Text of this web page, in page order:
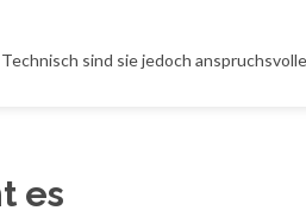
sind sie jedoch
es